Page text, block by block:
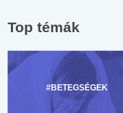
Top témák
#BETEGSÉGEK